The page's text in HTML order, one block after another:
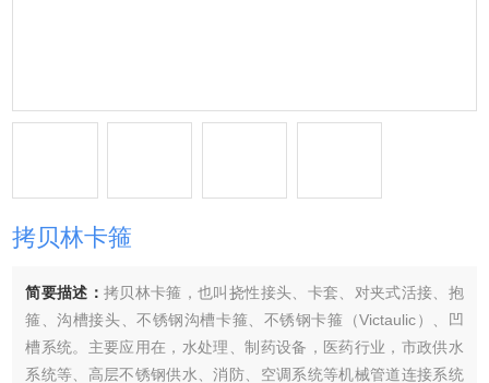
拷贝林卡箍
简要描述： 拷贝林卡箍，也叫挠性接头、卡套、对夹式活接、抱
箍、沟槽接头、不锈钢沟槽卡箍、不锈钢卡箍（Victaulic）、凹
槽系统。主要应用在，水处理、制药设备，医药行业，市政供水
系统等、高层不锈钢供水、消防、空调系统等机械管道连接系统